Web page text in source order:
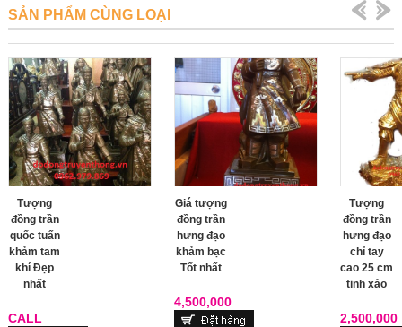
SẢN PHẨM CÙNG LOẠI
Tượng
đồng trần
quốc tuấn
khảm tam
khí Đẹp
nhất
CALL
Giá tượng
đồng trần
hưng đạo
khảm bạc
Tốt nhất
4,500,000
Tượng
đồng trần
hưng đạo
chỉ tay
cao 25 cm
tinh xảo
2,500,000